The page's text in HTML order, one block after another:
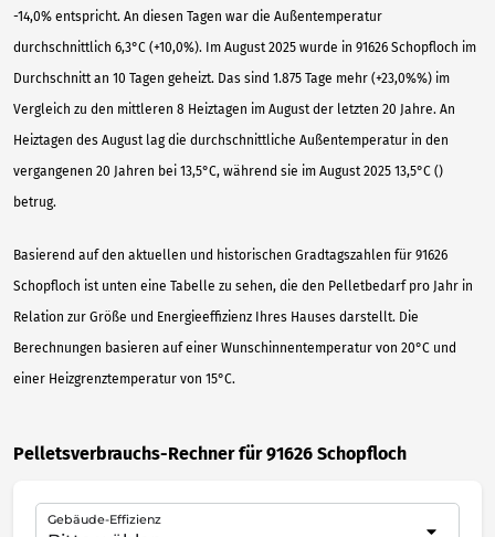
-14,0% entspricht. An diesen Tagen war die Außentemperatur
durchschnittlich 6,3°C (+10,0%). Im August 2025 wurde in 91626 Schopfloch im
Durchschnitt an 10 Tagen geheizt. Das sind 1.875 Tage mehr (+23,0%%) im
Vergleich zu den mittleren 8 Heiztagen im August der letzten 20 Jahre. An
Heiztagen des August lag die durchschnittliche Außentemperatur in den
vergangenen 20 Jahren bei 13,5°C, während sie im August 2025 13,5°C ()
betrug.
Basierend auf den aktuellen und historischen Gradtagszahlen für 91626
Schopfloch ist unten eine Tabelle zu sehen, die den Pelletbedarf pro Jahr in
Relation zur Größe und Energieeffizienz Ihres Hauses darstellt. Die
Berechnungen basieren auf einer Wunschinnentemperatur von 20°C und
einer Heizgrenztemperatur von 15°C.
Pelletsverbrauchs-Rechner für 91626 Schopfloch
Gebäude-Effizienz